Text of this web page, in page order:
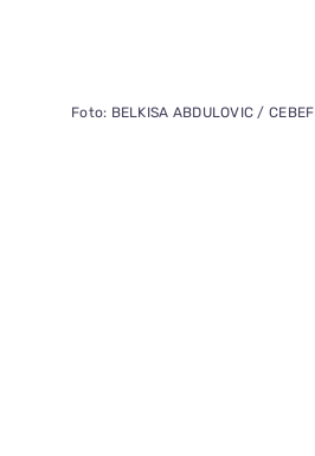
Foto: BELKISA ABDULOVIC / CEBEF